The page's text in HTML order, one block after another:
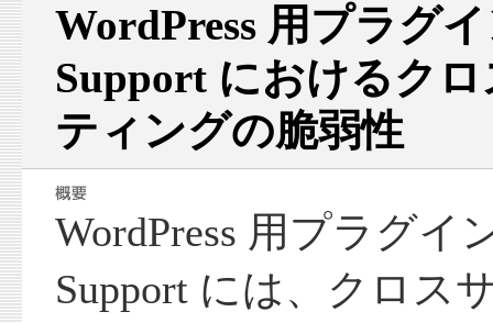
WordPress 用プラグ
Support におけるク
ティングの脆弱性
WordPress 用プラグイ
Support には、クロス